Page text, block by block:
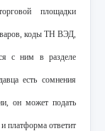
площадки
коды ТН ВЭД,
с ним в разделе
есть сомнения
он может подать
платформа ответит